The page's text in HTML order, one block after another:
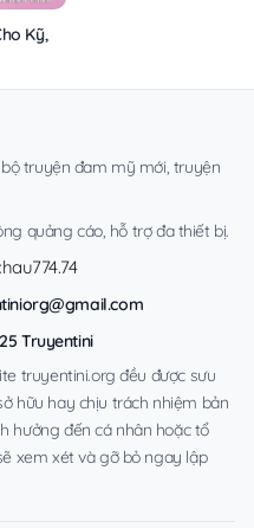
Kỹ, Lộ Chim Bé Bây Giờ!!
truyện đam mỹ mới, truyện
quảng cáo, hỗ trợ đa thiết bị.
Truyentini
truyentini.org đều được sưu
hữu hay chịu trách nhiệm bản
hưởng đến cá nhân hoặc tổ
xem xét và gỡ bỏ ngay lập